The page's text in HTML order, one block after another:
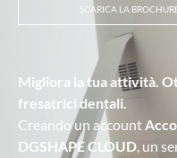
SCARICA LA
Migliora la tua attività.
fresatrici dentali.
Creando un account
DGSHAPE CLOUD, un